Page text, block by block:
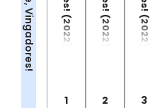
1 2 3